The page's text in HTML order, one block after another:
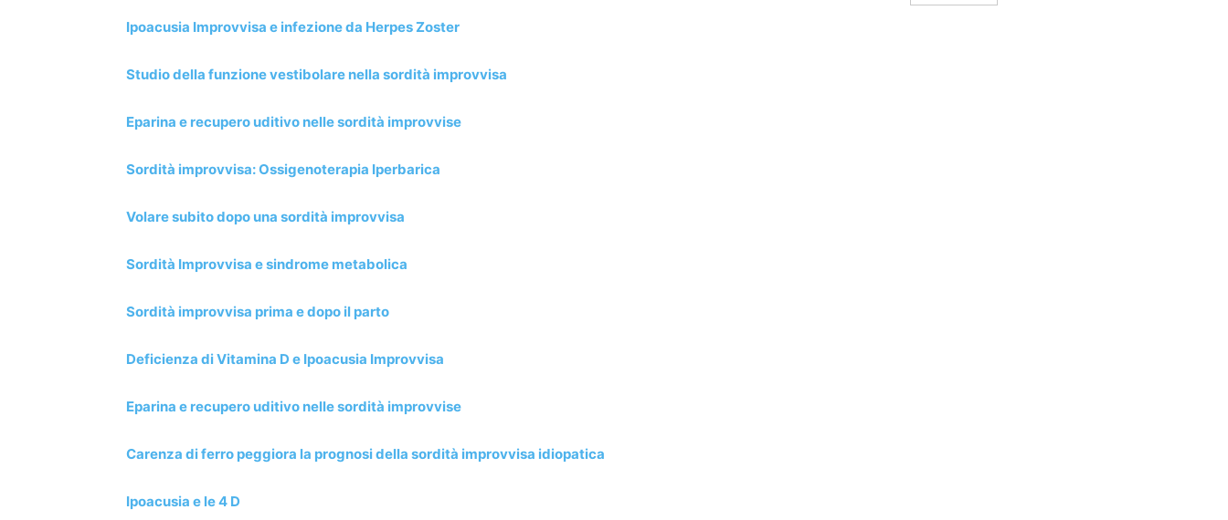
Ipoacusia Improvvisa e infezione da Herpes Zoster
Studio della funzione vestibolare nella sordità improvvisa
Eparina e recupero uditivo nelle sordità improvvise
Sordità improvvisa: Ossigenoterapia Iperbarica
Volare subito dopo una sordità improvvisa
Sordità Improvvisa e sindrome metabolica
Sordità improvvisa prima e dopo il parto
Deficienza di Vitamina D e Ipoacusia Improvvisa
Eparina e recupero uditivo nelle sordità improvvise
Carenza di ferro peggiora la prognosi della sordità improvvisa idiopatica
Ipoacusia e le 4 D